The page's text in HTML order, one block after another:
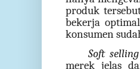
produk
bekerja
konsumen
Soft selling
merek jelas